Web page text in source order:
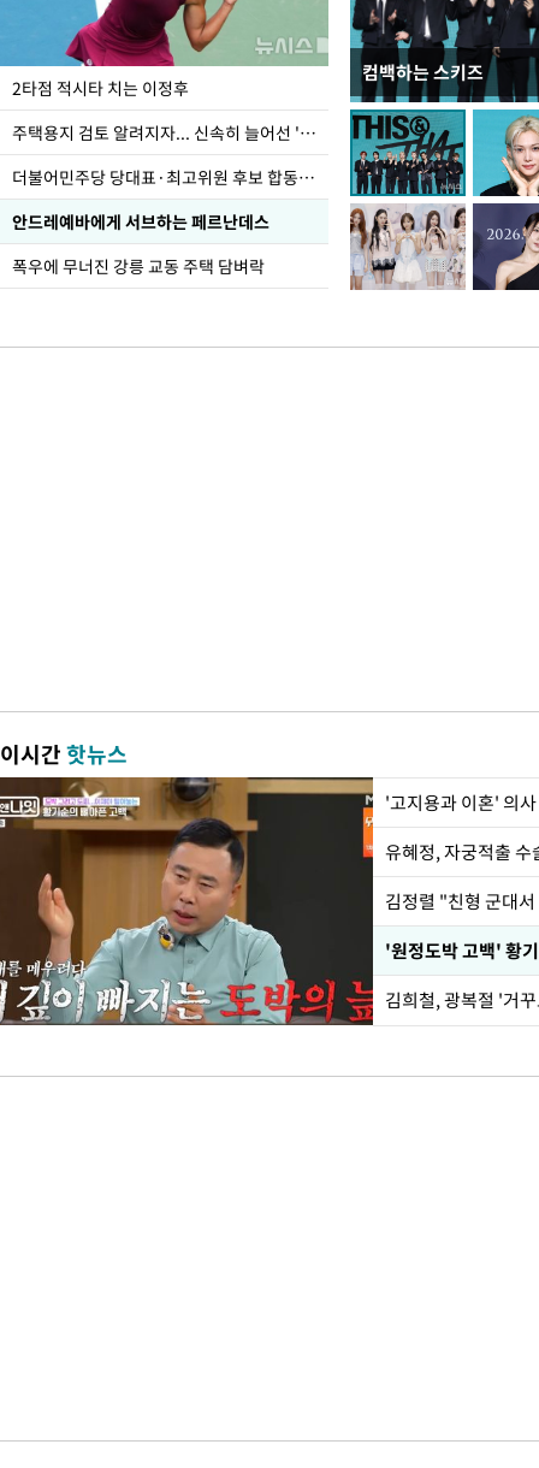
2타점 적시타 치는 이정후
주택용지 검토 알려지자... 신속히 늘어선 '근조화환'
더불어민주당 당대표·최고위원 후보 합동연설회
안드레예바에게 서브하는 페르난데스
폭우에 무너진 강릉 교동 주택 담벼락
컴백하는 스키즈
이번주 국회에는 무
이시간핫뉴스
'고지용과 이혼' 의
유혜정, 자궁적출
김정렬 "친형 군대
'원정도박 고백' 황